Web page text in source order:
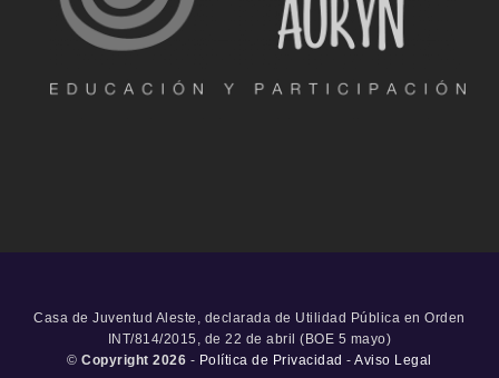
Casa de Juventud Aleste, declarada de Utilidad Pública en Orden
INT/814/2015, de 22 de abril (BOE 5 mayo)
© Copyright 2026 - Política de Privacidad -Aviso Legal